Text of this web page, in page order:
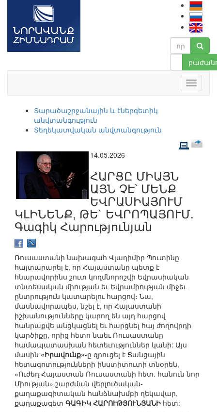
Տարածաշրջանային և էներգետիկ
անվտանգություն
Տեղեկատվական անվտանգություն
14.05.2026
ՀԱՐՑԸ ՄԻԱՅՆ
ԱՅՆ ՉԷ՝ ՄԵՆՔ
ԵՎՐԱՍԻԱՅՈՒՄ
ԿԼԻՆԵՆՔ, ԹԵ` ԵՎՐՈՊԱՅՈՒՄ.
Գագիկ Հարությունյան
Ռուսաստանի նախագահ Վլադիմիր Պուտինը
հայտարարել է, որ Հայաստանը պետք է
հնարավորինս շուտ կողմնորոշվի Եվրասիական
տնտեսական միության եւ Եվրամիության միջեւ
ընտրություն կատարելու հարցով։ Նա,
մասնավորապես, նշել է, որ Հայաստանի
իշխանությունները կարող են այդ հարցով
հանրաքվե անցկացնել եւ հարցնել հայ ժողովրդի
կարծիքը, որից հետո նաեւ Ռուսաստանը
համապատասխան հետեւություններ կանի: Այս
մասին «Իրավունք»-ը զրուցել է Ցանցային
հետազոտությունների ինստիտուտի տնօրեն,
«Ուժեղ Հայաստան Ռուսաստանի հետ. հանուն նոր
Միության» շարժման վերլուծական-
քաղաքագիտական հանձնախմբի ղեկավար,
քաղաքագետ ԳԱԳԻԿ ՀԱՐՈՒԹՅՈՒՆՅԱՆԻ հետ: